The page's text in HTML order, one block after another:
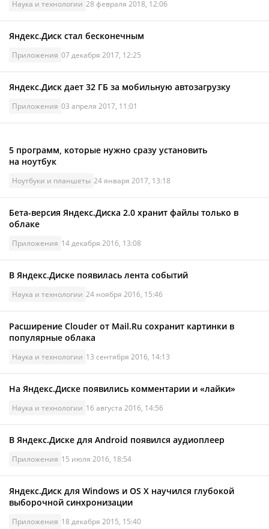
Наука и технологии 28 февраля 2018, 12:06
Яндекс.Диск стал бесконечным
Приложения 07 декабря 2017, 12:25
Яндекс.Диск дает 32 ГБ за мобильную автозагрузку
Приложения 03 апреля 2017, 11:01
5 программ, которые нужно сразу установить
на ноутбук
Ноутбуки и планшеты 24 января 2017, 13:18
Бета-версия Яндекс.Диска 2.0 хранит файлы только в
облаке
Приложения 14 декабря 2016, 13:08
В Яндекс.Диске появилась лента событий
Наука и технологии 24 ноября 2016, 15:46
Расширение Clouder от Mail.Ru сохранит картинки в
популярные облака
Наука и технологии 13 сентября 2016, 14:13
На Яндекс.Диске появились комментарии и «лайки»
Наука и технологии 16 августа 2016, 14:56
В Яндекс.Диске для Android появился аудиоплеер
Приложения 15 июля 2016, 18:54
Яндекс.Диск для Windows и OS X научился глубокой
выборочной синхронизации
Приложения 18 декабря 2015, 15:40